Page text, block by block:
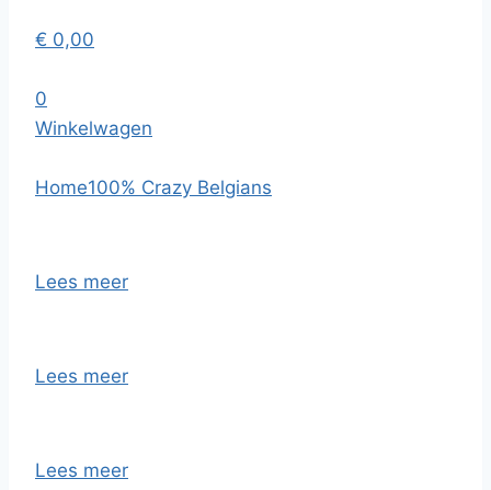
€ 0,00
0
Winkelwagen
Home100% Crazy Belgians
Lees meer
Lees meer
Lees meer